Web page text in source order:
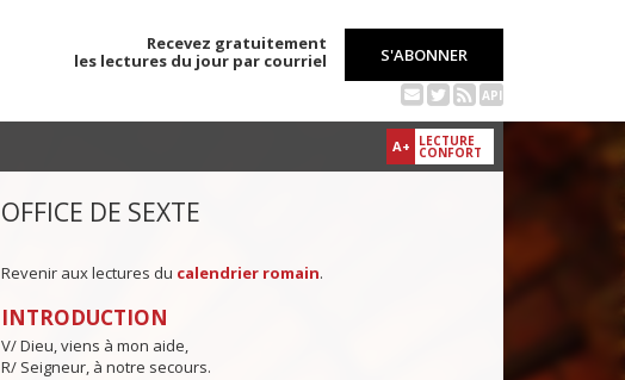
Recevez gratuitement
les lectures du jour par courriel
S'ABONNER
API
A+ LECTURE
CONFORT
OFFICE DE SEXTE
Revenir aux lectures du calendrier romain.
INTRODUCTION
V/ Dieu, viens à mon aide,
R/ Seigneur, à notre secours.